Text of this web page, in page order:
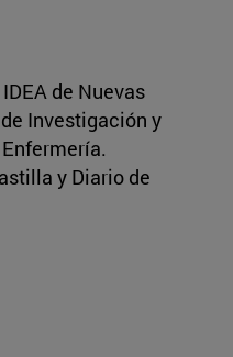
de Nuevas
Investigación y
y Diario de